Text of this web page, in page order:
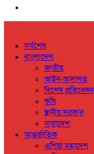
সর্বশেষ
বাংলাদেশ
জাতীয়
আইন-আদালত
বিশেষ প্রতিবেদন
কৃষি
স্থানীয় সরকার
সারাদেশ
আন্তর্জাতিক
এশিয়া মহাদেশ